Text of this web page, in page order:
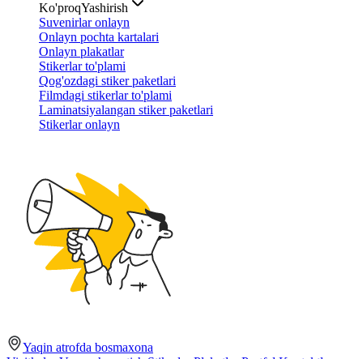
Ko'proqYashirish
Suvenirlar onlayn
Onlayn pochta kartalari
Onlayn plakatlar
Stikerlar to'plami
Qog'ozdagi stiker paketlari
Filmdagi stikerlar to'plami
Laminatsiyalangan stiker paketlari
Stikerlar onlayn
Yaqin atrofda bosmaxona